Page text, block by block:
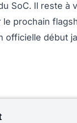
SoC. Il reste à
le prochain
officielle début